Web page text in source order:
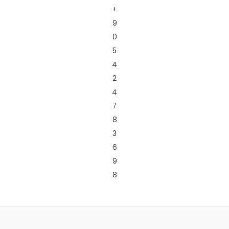
+
9
0
5
4
2
4
7
8
3
6
9
8